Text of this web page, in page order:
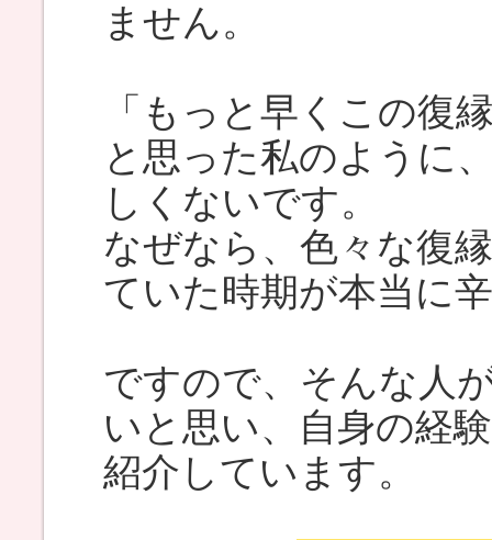
ません。
「もっと早くこの復
と思った私のように
しくないです。
なぜなら、色々な復
ていた時期が本当に
ですので、そんな人
いと思い、自身の経
紹介しています。